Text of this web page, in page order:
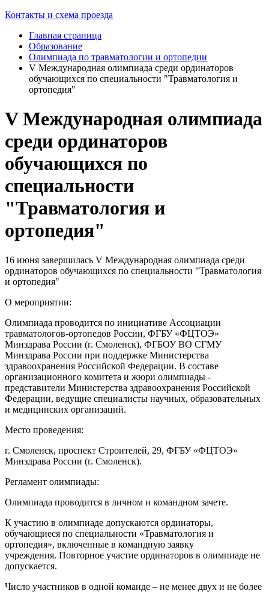
Контакты и схема проезда
Главная страница
Образование
Олимпиада по травматологии и ортопедии
V Международная олимпиада среди ординаторов
обучающихся по специальности "Травматология и
ортопедия"
V Международная олимпиада
среди ординаторов
обучающихся по
специальности
"Травматология и
ортопедия"
16 июня завершилась V Международная олимпиада среди
ординаторов обучающихся по специальности "Травматология
и ортопедия"
О мероприятии:
Олимпиада проводится по инициативе Ассоциации
травматологов-ортопедов России, ФГБУ «ФЦТОЭ»
Минздрава России (г. Смоленск), ФГБОУ ВО СГМУ
Минздрава России при поддержке Министерства
здравоохранения Российской Федерации. В составе
организационного комитета и жюри олимпиады -
представители Министерства здравоохранения Российской
Федерации, ведущие специалисты научных, образовательных
и медицинских организаций.
Место проведения:
г. Смоленск, проспект Строителей, 29, ФГБУ «ФЦТОЭ»
Минздрава России (г. Смоленск).
Регламент олимпиады:
Олимпиада проводится в личном и командном зачете.
К участию в олимпиаде допускаются ординаторы,
обучающиеся по специальности «Травматология и
ортопедия», включенные в командную заявку
учреждения. Повторное участие ординаторов в олимпиаде не
допускается.
Число участников в одной команде – не менее двух и не более